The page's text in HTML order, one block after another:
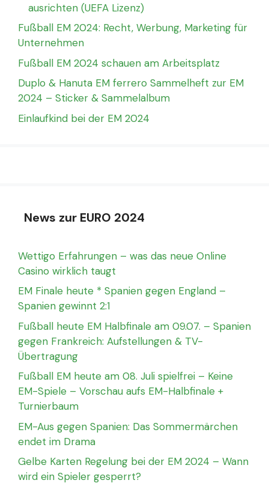
ausrichten (UEFA Lizenz)
Fußball EM 2024: Recht, Werbung, Marketing für
Unternehmen
Fußball EM 2024 schauen am Arbeitsplatz
Duplo & Hanuta EM ferrero Sammelheft zur EM
2024 – Sticker & Sammelalbum
Einlaufkind bei der EM 2024
News zur EURO 2024
Wettigo Erfahrungen – was das neue Online
Casino wirklich taugt
EM Finale heute * Spanien gegen England –
Spanien gewinnt 2:1
Fußball heute EM Halbfinale am 09.07. – Spanien
gegen Frankreich: Aufstellungen & TV-
Übertragung
Fußball EM heute am 08. Juli spielfrei – Keine
EM-Spiele – Vorschau aufs EM-Halbfinale +
Turnierbaum
EM-Aus gegen Spanien: Das Sommermärchen
endet im Drama
Gelbe Karten Regelung bei der EM 2024 – Wann
wird ein Spieler gesperrt?